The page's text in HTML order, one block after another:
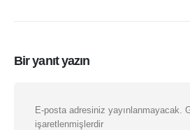
Bir yanıt yazın
E-posta adresiniz yayınlanmayacak.
işaretlenmişlerdir